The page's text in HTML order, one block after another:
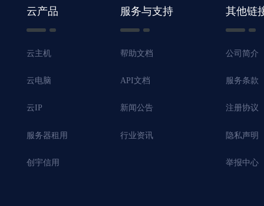
云产品
云主机
云电脑
云IP
服务器租用
创宇信用
服务与支持
帮助文档
API文档
新闻公告
行业资讯
其他链
公司简介
服务条款
注册协议
隐私声明
举报中心